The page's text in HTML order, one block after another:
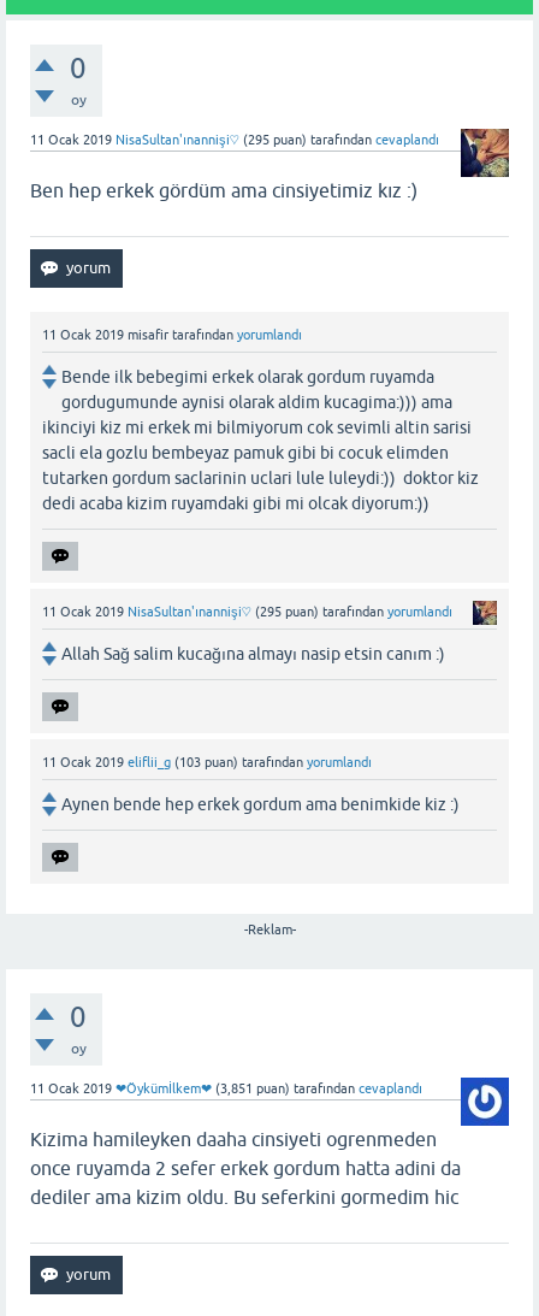
0
oy
11 Ocak 2019 NisaSultan'ınannişi♡ (295 puan) tarafından cevaplandı
Ben hep erkek gördüm ama cinsiyetimiz kız :)
11 Ocak 2019 misafir tarafından yorumlandı
Bende ilk bebegimi erkek olarak gordum ruyamda
gordugumunde aynisi olarak aldim kucagima:))) ama
ikinciyi kiz mi erkek mi bilmiyorum cok sevimli altin sarisi
sacli ela gozlu bembeyaz pamuk gibi bi cocuk elimden
tutarken gordum saclarinin uclari lule luleydi:)) doktor kiz
dedi acaba kizim ruyamdaki gibi mi olcak diyorum:))
11 Ocak 2019 NisaSultan'ınannişi♡ (295 puan) tarafından yorumlandı
Allah Sağ salim kucağına almayı nasip etsin canım :)
11 Ocak 2019 eliflii_g (103 puan) tarafından yorumlandı
Aynen bende hep erkek gordum ama benimkide kiz :)
-Reklam-
0
oy
11 Ocak 2019 ❤Öykümİlkem❤ (3,851 puan) tarafından cevaplandı
Kizima hamileyken daaha cinsiyeti ogrenmeden
once ruyamda 2 sefer erkek gordum hatta adini da
dediler ama kizim oldu. Bu seferkini gormedim hic